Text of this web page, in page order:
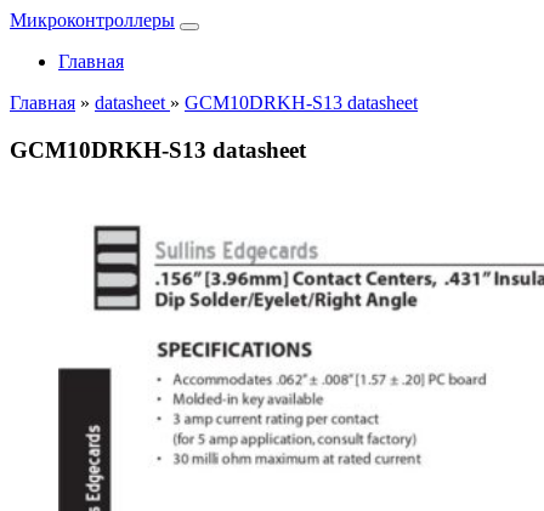
Микроконтроллеры
Главная
Главная » datasheet » GCM10DRKH-S13 datasheet
GCM10DRKH-S13 datasheet